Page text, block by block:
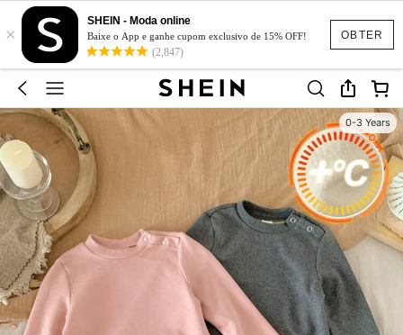
OBTER
×
SHEIN - Moda online
Baixe o App e ganhe cupom exclusivo de 15% OFF!
(2,847)
0-3 Years